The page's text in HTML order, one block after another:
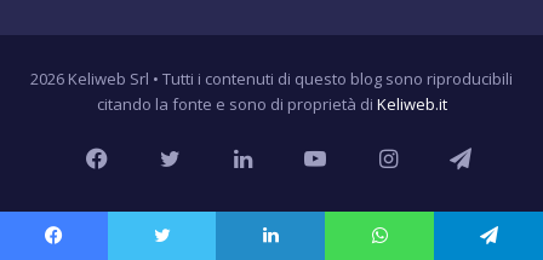
2026 Keliweb Srl • Tutti i contenuti di questo blog sono riproducibili
citando la fonte e sono di proprietà di Keliweb.it
FacebookTwitterLinkedInYouTubeInstagram